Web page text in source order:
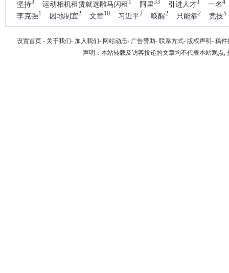
坚持3 运动相机租赁就选雕马闪租 1 阿里33 引进人才1 一名4
李克强1 因地制宜2 文章10 习近平2 唤醒2 只能靠2 竞技5
设置首页 - 关于我们- 加入我们- 网站动态- 广告赞助- 联系方式- 版权声明- 稿件
声明：本站转载及访客投递的文章均不代表本站观点